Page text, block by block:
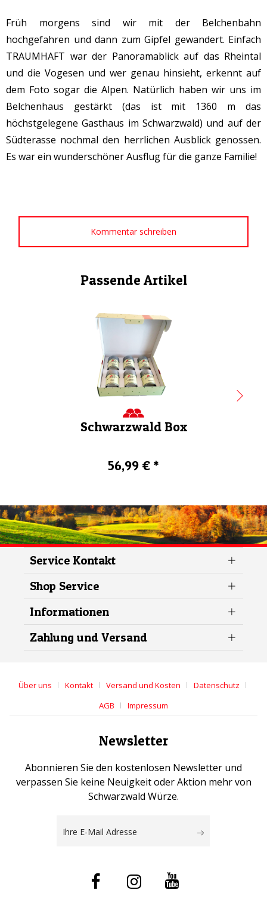
Früh morgens sind wir mit der Belchenbahn
hochgefahren und dann zum Gipfel gewandert. Einfach
TRAUMHAFT war der Panoramablick auf das Rheintal
und die Vogesen und wer genau hinsieht, erkennt auf
dem Foto sogar die Alpen. Natürlich haben wir uns im
Belchenhaus gestärkt (das ist mit 1360 m das
höchstgelegene Gasthaus im Schwarzwald) und auf der
Südterasse nochmal den herrlichen Ausblick genossen.
Es war ein wunderschöner Ausflug für die ganze Familie!
Kommentar schreiben
Passende Artikel
Schwarzwald Box
56,99 € *
Service Kontakt
Shop Service
Informationen
Zahlung und Versand
Über uns Kontakt Versand und Kosten
Datenschutz
AGB
Impressum
Newsletter
Abonnieren Sie den kostenlosen Newsletter und
verpassen Sie keine Neuigkeit oder Aktion mehr von
Schwarzwald Würze.